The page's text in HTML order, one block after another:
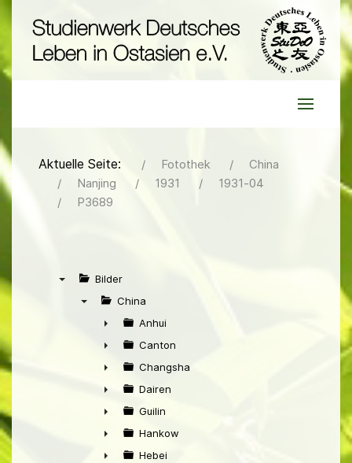
Aktuelle Seite: Fotothek
China
Nanjing
1931
1931-04
P3689
Bilder
China
►
Anhui
►
Canton
►
Changsha
►
Dairen
►
Guilin
►
Hankow
Hebei